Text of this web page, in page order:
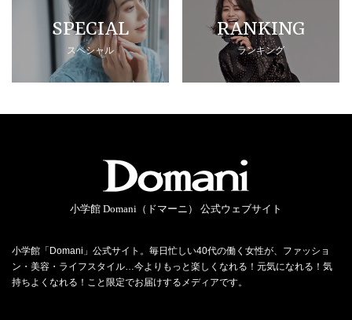
SPECIAL
スペシャル
RANKING
ランキング
小学館 Domani（ドマーニ） 公式ウェブサイト
小学館「Domani」公式サイト。毎日忙しい40代の働く女性が、ファッショ
ン・美容・ライフスタイル…今よりもっと楽しくなれる！元気になれる！気
持ちよくなれる！こと限定でお届けするメディアです。